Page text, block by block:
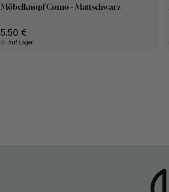
Möbelknopf Como - Mattschwarz
5.50
Auf Lager